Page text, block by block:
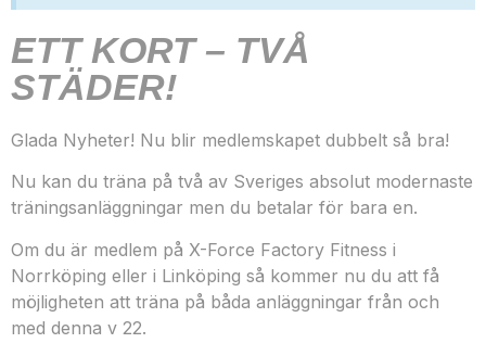
ETT KORT – TVÅ
STÄDER!
Glada Nyheter! Nu blir medlemskapet dubbelt så bra!
Nu kan du träna på två av Sveriges absolut modernaste
träningsanläggningar men du betalar för bara en.
Om du är medlem på X-Force Factory Fitness i
Norrköping eller i Linköping så kommer nu du att få
möjligheten att träna på båda anläggningar från och
med denna v 22.